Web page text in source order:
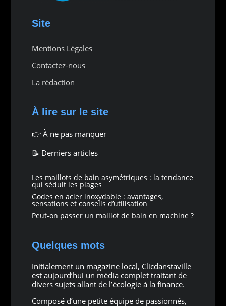
Site
Mentions Légales
Contactez-nous
La rédaction
À lire sur le site
👉 À ne pas manquer
📝 Derniers articles
Les maillots de bain asymétriques : la tendance
qui séduit les plages
Godes en acier inoxydable : avantages,
sensations et conseils d’utilisation
Peut-on passer un maillot de bain en machine ?
Quelques mots
Initialement un magazine local, Clicdanstaville
est aujourd’hui un média complet traitant de
divers sujets allant de l’écologie à la finance.
Composé d’une petite équipe de passionnés,